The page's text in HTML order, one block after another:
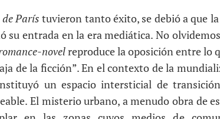
París tuvieron tanto éxito, se debió a que
su entrada en la era mediática. No
novelreproduce la oposición entre lo
de la ficción”. En el contexto de la
un espacio intersticial de
El misterio urbano, a menudo obra de